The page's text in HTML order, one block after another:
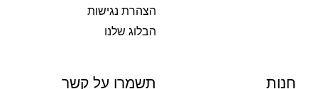
הצהרת נגישות
הבלוג שלנו
חנות תשמרו על קשר